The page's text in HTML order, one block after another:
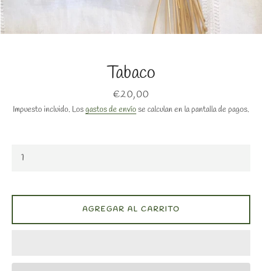
BUSCAR
Tabaco
Precio
€20,00
Impuesto incluido. Losgastos de envíose calculan en la pantalla de pagos.
AGREGAR AL CARRITO